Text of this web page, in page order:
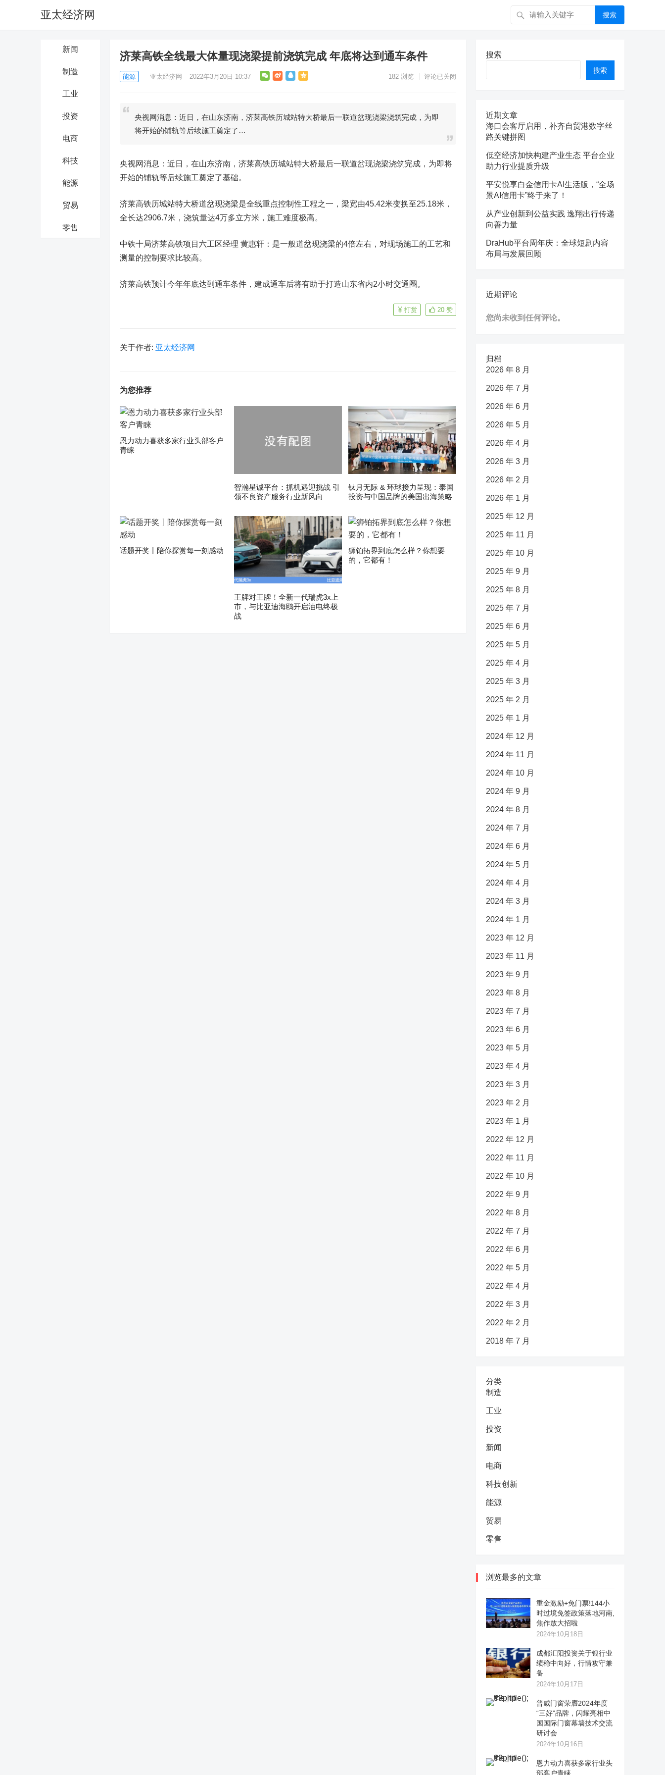
亚太经济网 搜索
新闻
制造
工业
投资
电商
科技
能源
贸易
零售
济莱高铁全线最大体量现浇梁提前浇筑完成 年底将达到通车条件
能源 亚太经济网 2022年3月20日 10:37 182 浏览 评论已关闭
央视网消息：近日，在山东济南，济莱高铁历城站特大桥最后一联道岔现浇梁浇筑完成，为即
将开始的铺轨等后续施工奠定了…
央视网消息：近日，在山东济南，济莱高铁历城站特大桥最后一联道岔现浇梁浇筑完成，为即将
开始的铺轨等后续施工奠定了基础。
济莱高铁历城站特大桥道岔现浇梁是全线重点控制性工程之一，梁宽由45.42米变换至25.18米，
全长达2906.7米，浇筑量达4万多立方米，施工难度极高。
中铁十局济莱高铁项目六工区经理 黄惠轩：是一般道岔现浇梁的4倍左右，对现场施工的工艺和
测量的控制要求比较高。
济莱高铁预计今年年底达到通车条件，建成通车后将有助于打造山东省内2小时交通圈。
20 赞
打赏
关于作者: 亚太经济网
为您推荐
恩力动力喜获多家行业头部客户
青睐
智瀚星诚平台：抓机遇迎挑战 引
领不良资产服务行业新风向
钛月无际 & 环球接力呈现：泰国
投资与中国品牌的美国出海策略
话题开奖丨陪你探赏每一刻感动
王牌对王牌！全新一代瑞虎3x上
市，与比亚迪海鸥开启油电终极
战
狮铂拓界到底怎么样？你想要
的，它都有！
搜索
搜索
近期文章
海口会客厅启用，补齐自贸港数字丝
路关键拼图
低空经济加快构建产业生态 平台企业
助力行业提质升级
平安悦享白金信用卡AI生活版，“全场
景AI信用卡”终于来了！
从产业创新到公益实践 逸翔出行传递
向善力量
DraHub平台周年庆：全球短剧内容
布局与发展回顾
近期评论
您尚未收到任何评论。
归档
2026 年 8 月
2026 年 7 月
2026 年 6 月
2026 年 5 月
2026 年 4 月
2026 年 3 月
2026 年 2 月
2026 年 1 月
2025 年 12 月
2025 年 11 月
2025 年 10 月
2025 年 9 月
2025 年 8 月
2025 年 7 月
2025 年 6 月
2025 年 5 月
2025 年 4 月
2025 年 3 月
2025 年 2 月
2025 年 1 月
2024 年 12 月
2024 年 11 月
2024 年 10 月
2024 年 9 月
2024 年 8 月
2024 年 7 月
2024 年 6 月
2024 年 5 月
2024 年 4 月
2024 年 3 月
2024 年 1 月
2023 年 12 月
2023 年 11 月
2023 年 9 月
2023 年 8 月
2023 年 7 月
2023 年 6 月
2023 年 5 月
2023 年 4 月
2023 年 3 月
2023 年 2 月
2023 年 1 月
2022 年 12 月
2022 年 11 月
2022 年 10 月
2022 年 9 月
2022 年 8 月
2022 年 7 月
2022 年 6 月
2022 年 5 月
2022 年 4 月
2022 年 3 月
2022 年 2 月
2018 年 7 月
分类
制造
工业
投资
新闻
电商
科技创新
能源
贸易
零售
浏览最多的文章
重金激励+免门票!144小
时过境免签政策落地河南,
焦作放大招啦
2024年10月18日
成都汇阳投资关于银行业
绩稳中向好，行情攻守兼
备
2024年10月17日
普威门窗荣膺2024年度
“三好”品牌，闪耀亮相中
国国际门窗幕墙技术交流
研讨会
2024年10月16日
恩力动力喜获多家行业头
部客户青睐